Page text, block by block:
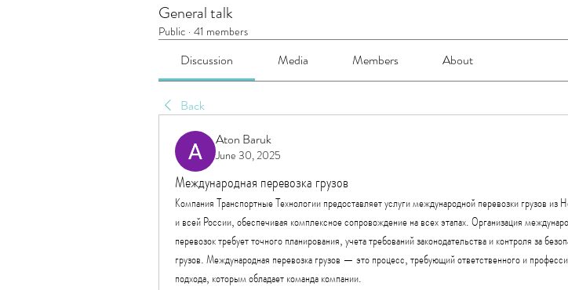
General talk
Public · 41 members
Discussion Media Members About
Back
Aton Baruk
June 30, 2025
Международная перевозка грузов
Компания Транспортные Технологии предоставляет услуги международной перевозки грузов из
и всей России, обеспечивая комплексное сопровождение на всех этапах. Организация
перевозок требует точного планирования, учета требований законодательства и контроля за
грузов. Международная перевозка грузов — это процесс, требующий ответственного и
подхода, которым обладает команда компании.